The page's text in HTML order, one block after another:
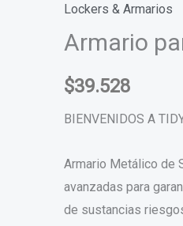
Lockers & Armarios
Armario
$39.528
BIENVENIDOS A
Armario Metálico de
avanzadas para
de sustancias
Armario
para
peligrosos